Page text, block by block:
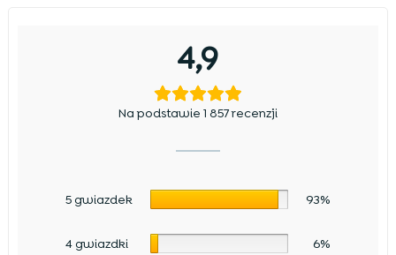
4,9
Na podstawie 1 857 recenzji
5 gwiazdek 93%
4 gwiazdki 6%